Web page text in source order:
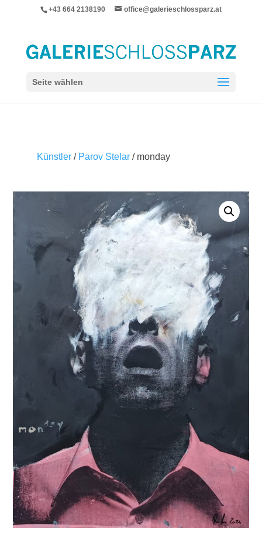
+43 664 2138190 office@galerieschlossparz.at
Seite wählen
Künstler/ Parov Stelar/ monday